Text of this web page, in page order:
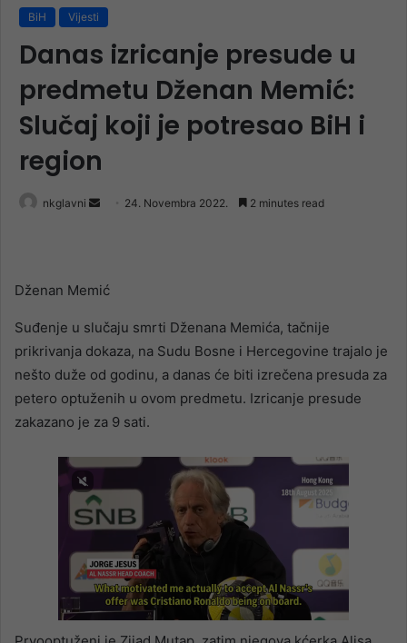
BiH Vijesti
Danas izricanje presude u
predmetu Dženan Memić:
Slučaj koji je potresao BiH i
region
nkglavni
Send 24. Novembra 2022. 2 minutes read
Dženan Memić
Suđenje u slučaju smrti Dženana Memića, tačnije
prikrivanja dokaza, na Sudu Bosne i Hercegovine trajalo je
nešto duže od godinu, a danas će biti izrečena presuda za
petero optuženih u ovom predmetu. Izricanje presude
zakazano je za 9 sati.